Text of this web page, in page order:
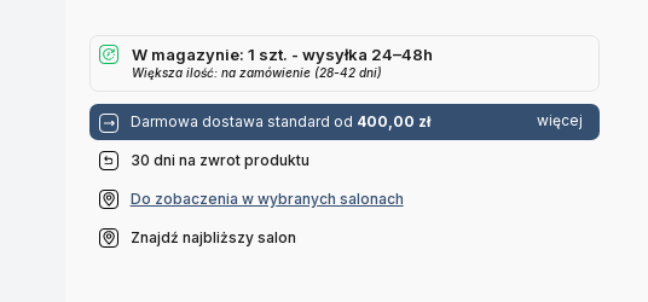
W magazynie: 1 szt. - wysyłka 24–48h
Większa ilość: na zamówienie (28-42 dni)
Darmowa dostawa standard od 400,00 zł więcej
30 dni na zwrot produktu
Do zobaczenia w wybranych salonach
Znajdź najbliższy salon